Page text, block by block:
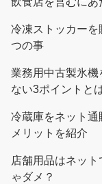
冷凍ストッカー
つの事
業務用中古製氷
ない3ポイントと
冷蔵庫をネット通
メリットを紹介
店舗用品はネッ
ゃダメ？